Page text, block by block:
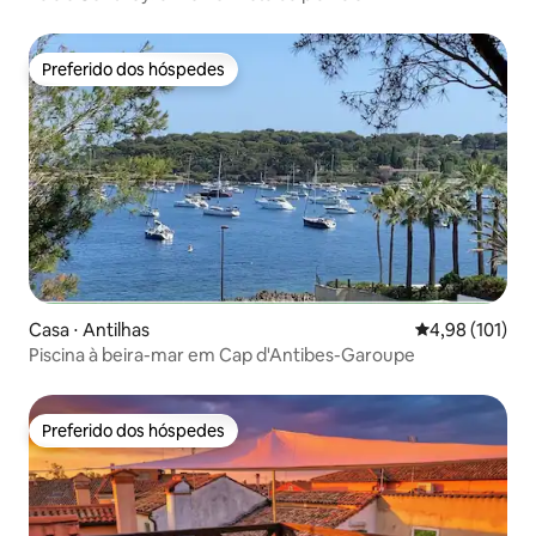
Preferido dos hóspedes
Preferido dos hóspedes
Casa ⋅ Antilhas 4,98 de uma
4,98 (101)
Piscina à beira-mar em Cap d'Antibes-Garoupe
Preferido dos hóspedes
Preferido dos hóspedes